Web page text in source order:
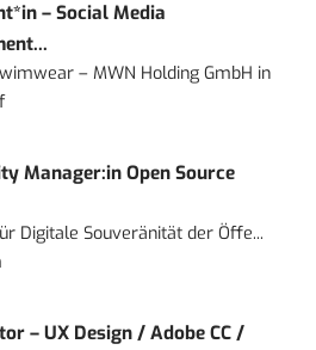
– Social Media
– MWN Holding GmbH in
Manager:in Open Source
Digitale Souveränität der Öffe...
– UX Design / Adobe CC /